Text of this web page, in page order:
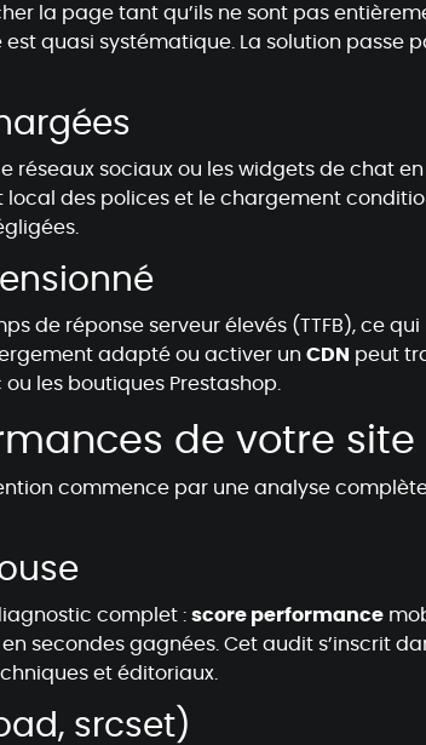
la page tant qu’ils ne sont pas
quasi systématique. La solution passe
réseaux sociaux ou les widgets de chat
local des polices et le chargement
de réponse serveur élevés (TTFB), ce
adapté ou activer un CDN peut
les boutiques Prestashop.
de votre site
commence par une analyse
complet : score performance
secondes gagnées. Cet audit s’inscrit
et éditoriaux.
srcset)